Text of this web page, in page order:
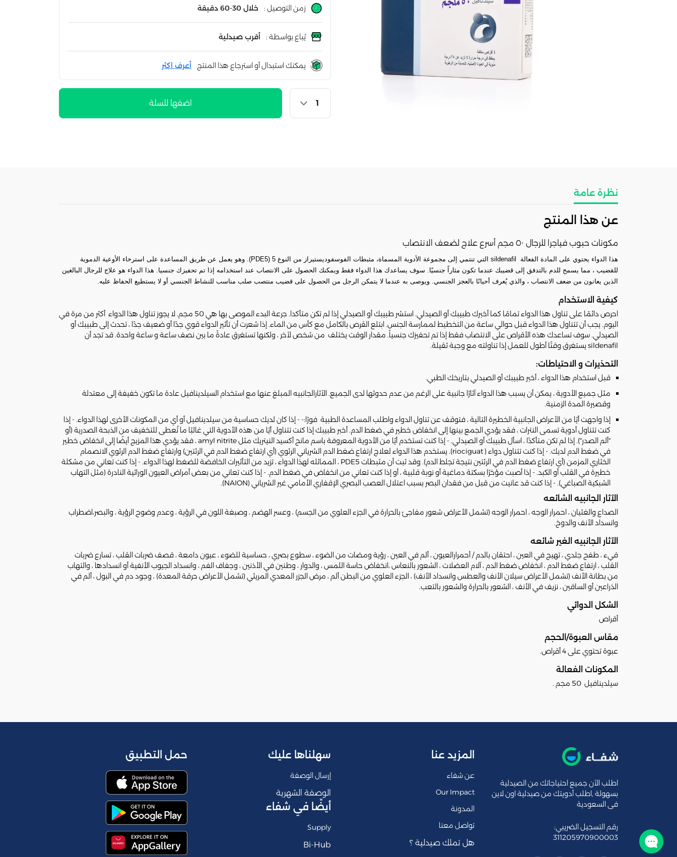
زمن التوصيل : خلال 30-60 دقيقة
يُباع بواسطة : أقرب صيدلية
يمكنك استبدال أو استرجاع هذا المنتج أعرف اكثر
اضفها للسلة
نظرة عامة
عن هذا المنتج
مكونات حبوب فياجرا للرجال ٥٠ مجم أسرع علاج لضعف الانتصاب
هذا الدواء يحتوي على المادة الفعالة sildenafil التي تنتمي إلى مجموعة الأدوية المسماة، مثبطات الفوسفوديستيراز من النوع 5 (PDE5). وهو يعمل عن طريق المساعدة على استرخاء الأوعية الدموية
للقضيب ، مما يسمح للدم بالتدفق إلى قضيبك عندما تكون مثاراً جنسيًا. سوف يساعدك هذا الدواء فقط ويمكنك الحصول على الانتصاب عند استخدامه إذا تم تحفيزك جنسيا. هذا الدواء هو علاج للرجال البالغين
الذين يعانون من ضعف الانتصاب ، والذي يُعرف أحيانًا بالعجز الجنسي. ويوصى به عندما لا يتمكن الرجل من الحصول على قضيب منتصب صلب مناسب للنشاط الجنسي أو لا يستطيع الحفاظ عليه.
كيفية الاستخدام
احرص دائمًا على تناول هذا الدواء تمامًا كما أخبرك طبيبك أو الصيدلي. استشر طبيبك أو الصيدلي إذا لم تكن متأكدا. جرعة البدء الموصى بها هي 50 مجم. لا يجوز تناول هذا الدواء أكثر من مرة في
اليوم. يجب أن تتناول هذا الدواء قبل حوالي ساعة من التخطيط لممارسة الجنس. ابتلع القرص بالكامل مع كأس من الماء. إذا شعرت أن تأثير الدواء قوي جدًا أو ضعيف جدًا ، تحدث إلى طبيبك أو
الصيدلي. سوف تساعدك هذه الأقراص على الانتصاب فقط إذا تم تحفيزك جنسياً. مقدار الوقت يختلف من شخص لآخر ، ولكنها تستغرق عادةً ما بين نصف ساعة و ساعة واحدة. قد تجد أن
sildenafil يستغرق وقتًا أطول للعمل إذا تناولته مع وجبة ثقيلة.
التحذيرات و الاحتياطات:
قبل استخدام هذا الدواء ، أخبر طبيبك أو الصيدلي بتاريخك الطبي.
مثل جميع الأدوية ، يمكن أن يسبب هذا الدواء آثارًا جانبية على الرغم من عدم حدوثها لدى الجميع. الآثارالجانبيه المبلغ عنها مع استخدام السيلدينافيل عادة ما تكون خفيفة إلى معتدلة
وقصيرة المدة الزمنية.
إذا واجهت أيًا من الأعراض الجانبية الخطيرة التالية ، فتوقف عن تناول الدواء واطلب المساعدة الطبية فورًا:- - إذا كان لديك حساسية من سيلدينافيل أو أي من المكونات الأخرى لهذا الدواء. - إذا
كنت تتناول أدوية تسمى النترات ، فقد يؤدي الجمع بينها إلى انخفاض خطير في ضغط الدم. أخبر طبيبك إذا كنت تتناول أيًا من هذه الأدوية التي غالبًا ما تُعطى للتخفيف من الذبحة الصدرية (أو
"ألم الصدر"). إذا لم تكن متأكدًا ، اسأل طبيبك أو الصيدلي. - إذا كنت تستخدم أيًا من الأدوية المعروفة باسم مانح أكسيد النيتريك مثل amyl nitrite ، فقد يؤدي هذا المزيج أيضًا إلى انخفاض خطير
في ضغط الدم لديك. - إذا كنت تتناول دواء ( riociguat). يستخدم هذا الدواء لعلاج ارتفاع ضغط الدم الشرياني الرئوي (أي ارتفاع ضغط الدم في الرئتين) وارتفاع ضغط الدم الرئوي الانصمام
الخثاري المزمن (أي ارتفاع ضغط الدم في الرئتين نتيجة تجلط الدم). وقد ثبت أن مثبطات PDE5 ، المماثله لهذا الدواء ، تزيد من التأثيرات الخافضة للضغط لهذا الدواء. - إذا كنت تعاني من مشكلة
خطيرة في القلب أو الكبد. - إذا أصبت مؤخرًا بسكتة دماغية أو نوبة قلبية ، أو إذا كنت تعاني من انخفاض في ضغط الدم. - إذا كنت تعاني من بعض أمراض العيون الوراثية النادرة (مثل التهاب
الشبكية الصباغي). - إذا كنت قد عانيت من قبل من فقدان البصر بسبب اعتلال العصب البصري الإقفاري الأمامي غير الشرياني (NAION).
الآثار الجانبيه الشائعه
الصداع والغثيان ، احمرار الوجه ، احمرار الوجه (تشمل الأعراض شعور مفاجئ بالحرارة في الجزء العلوي من الجسم) ، وعسر الهضم ، وصبغة اللون في الرؤية ، وعدم وضوح الرؤية ، والبصر،اضطراب
وانسداد الأنف والدوخ.
الآثار الجانبيه الغير شائعه
قيء ، طفح جلدي ، تهيج في العين ، احتقان بالدم / أحمرارالعيون ، ألم في العين ، رؤية ومضات من الضوء ، سطوع بصري ، حساسية للضوء ، عيون دامعة ، قصف ضربات القلب ، تسارع ضربات
القلب ، ارتفاع ضغط الدم ، انخفاض ضغط الدم ، آلام العضلات ، الشعور بالنعاس ،انخفاض حاسة اللمس ، والدوار ، وطنين في الأذنين ، وجفاف الفم ، وانسداد الجيوب الأنفية أو انسدادها ، والتهاب
من بطانة الأنف (تشمل الأعراض سيلان الأنف والعطس وانسداد الأنف) ، الجزء العلوي من البطن ألم ، مرض الجزر المعدي المريئي (تشمل الأعراض حرقة المعدة) ، وجود دم في البول ، ألم في
الذراعين أو الساقين ، نزيف في الأنف ، الشعور بالحرارة والشعور بالتعب.
الشكل الدوائي
أقراص
مقاس العبوة/الحجم
عبوة تحتوي على 4 أقراص.
المكونات الفعالة
سيلدينافيل 50 مجم .
اطلب الآن جميع احتياجاتك من الصيدلية
بسهولة ,اطلب أدويتك من صيدلية اون لاين
فى السعودية
رقم التسجيل الضريبي:
311205970900003
المزيد عنا
عن شفاء
Our Impact
المدونة
تواصل معنا
هل تملك صيدلية ؟
سهلناها عليك
إرسال الوصفة
الوصفة الشهرية
أيضًا في شفاء
Supply
Bi-Hub
حمل التطبيق
تواصل معنا